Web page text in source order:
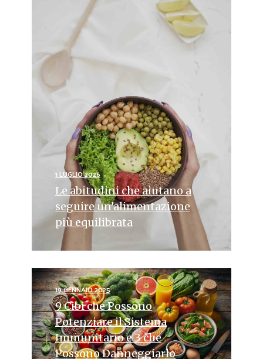
1 LUGLIO 2026
Le abitudini che aiutano a
seguire un’alimentazione
più equilibrata
19 GENNAIO 2025
9 Cibi che Possono
Potenziare il Sistema
Immunitario e 3 che
Possono Danneggiarlo